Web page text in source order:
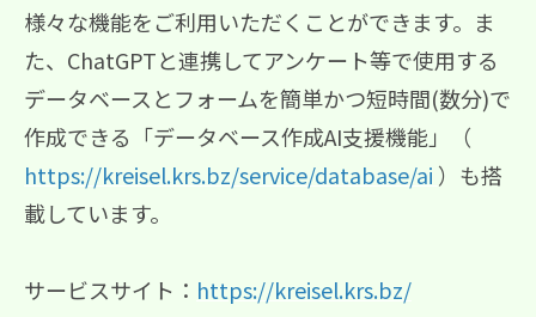
様々な機能をご利用いただくことができます。ま
た、ChatGPTと連携してアンケート等で使用する
データベースとフォームを簡単かつ短時間(数分)で
作成できる「データベース作成AI支援機能」（
https://kreisel.krs.bz/service/database/ai ）も搭
載しています。
サービスサイト： https://kreisel.krs.bz/